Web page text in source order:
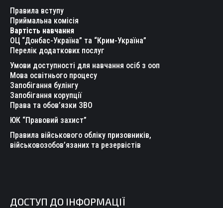
in
new
window
in
new
window
in
new
window
in
new
window
new
Правила вступу
Приймальна комісія
Вартість навчання
ОЦ “Донбас-Україна” та “Крим-Україна”
Перелік додаткових послуг
Умови доступності для навчання осіб з ооп
Мова освітнього процесу
Запобігання булінгу
Запобігання корупції
Права та обов’язки ЗВО
ЮК “Правовий захист”
Правила військового обліку призовників,
військовозобов’язаних та резервістів
ДОСТУП ДО ІНФОРМАЦІЇ